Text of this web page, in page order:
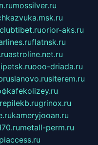
mossilver.ru
clubtibet.ruorior-aks.ru
flatnsk.ru
astroline.net.ru
ooo-driada.ru
siterem.ru
kafekolizey.ru
grinox.ru
kameryjooan.ru
metall-perm.ru